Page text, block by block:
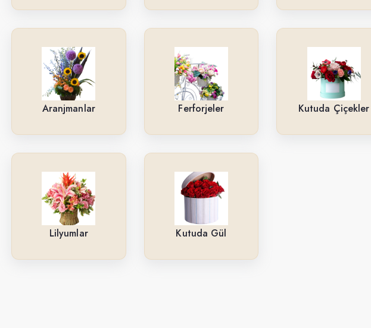
Cenaze & Tören Çelenkleri
Tasarım Buketler
Orkideler
Ne İçin ?
Ürün Çeşitlerimiz
Aranjmanlar
Lilyumlar
Arkadaşa
Kutuda Gül
Aranjmanlar Ferforjeler Kutuda Çiçekler
Lilyumlar Kutuda Gül